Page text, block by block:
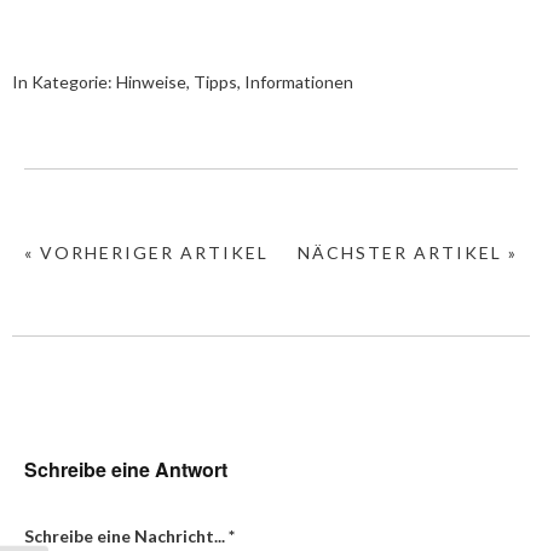
In Kategorie: Hinweise, Tipps, Informationen
NÄCHSTER ARTIKEL »
« VORHERIGER ARTIKEL
Schreibe eine Antwort
Schreibe eine Nachricht...*